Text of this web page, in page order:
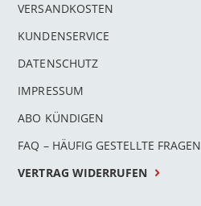
VERSANDKOSTEN
KUNDENSERVICE
DATENSCHUTZ
IMPRESSUM
ABO KÜNDIGEN
FAQ – HÄUFIG GESTELLTE FRAGEN
VERTRAG WIDERRUFEN